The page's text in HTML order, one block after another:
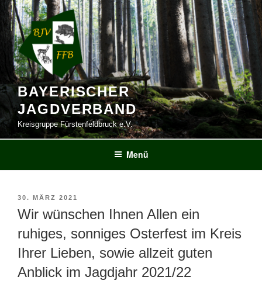
Zum
Inhalt
springen
BAYERISCHER
JAGDVERBAND
Kreisgruppe Fürstenfeldbruck e.V.
Menü
VERÖFFENTLICHT
AM
30. MÄRZ 2021
Wir wünschen Ihnen Allen ein
ruhiges, sonniges Osterfest im Kreis
Ihrer Lieben, sowie allzeit guten
Anblick im Jagdjahr 2021/22